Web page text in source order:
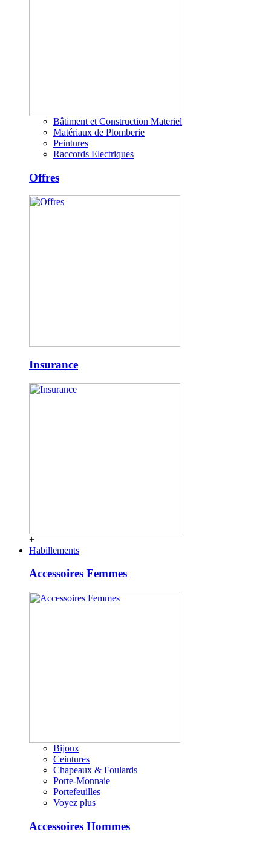
Bâtiment et Construction Materiel
Matériaux de Plomberie
Peintures
Raccords Electriques
Offres
Insurance
+
Habillements
Accessoires Femmes
Bijoux
Ceintures
Chapeaux & Foulards
Porte-Monnaie
Portefeuilles
Voyez plus
Accessoires Hommes